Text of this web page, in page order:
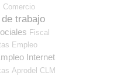
Comercio
trabajo
Fiscal
Empleo
Internet
Aprodel CLM